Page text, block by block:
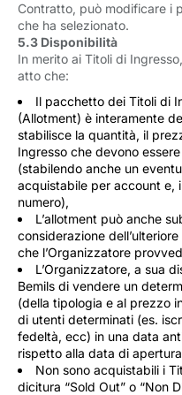
Contratto, può modificare i
che ha selezionato.
5.3 Disponibilità
In merito ai Titoli di
atto che:
Il pacchetto dei Titoli di
(Allotment) è interamente
stabilisce la quantità, il
Ingresso che devono
(stabilendo anche un
acquistabile per account e,
numero),
L’allotment può anche
considerazione
che l’Organizzatore
L’Organizzatore, a sua
Bemils di vendere un
(della tipologia e al prezzo
di utenti determinati (es.
fedeltà, ecc) in una data
rispetto alla data di
Non sono acquistabili i
dicitura “Sold Out” o “Non